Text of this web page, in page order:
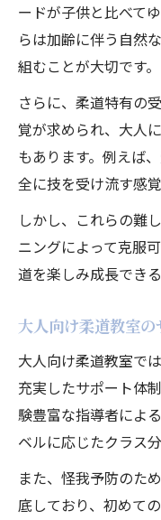
ードが子供と比べて
らは加齢に伴う自然
組むことが大切です。
さらに、柔道特有の
覚が求められ、大人
もあります。例えば
全に技を受け流す感
しかし、これらの難
ニングによって克服
道を楽しみ成長でき
大人向け柔道教室の
大人向け柔道教室で
充実したサポート体
験豊富な指導者によ
ベルに応じたクラス
また、怪我予防のた
底しており、初めて